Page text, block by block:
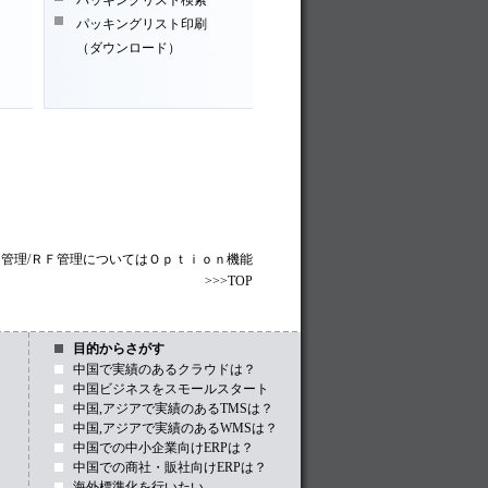
パッキングリスト印刷
（ダウンロード）
理/ＲＦ管理についてはＯｐｔｉｏｎ機能
>>>TOP
目的からさがす
中国で実績のあるクラウドは？
中国ビジネスをスモールスタート
中国,アジアで実績のあるTMSは？
中国,アジアで実績のあるWMSは？
中国での中小企業向けERPは？
中国での商社・販社向けERPは？